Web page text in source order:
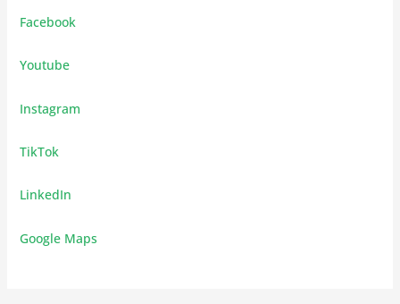
Facebook
Youtube
Instagram
TikTok
LinkedIn
Google Maps